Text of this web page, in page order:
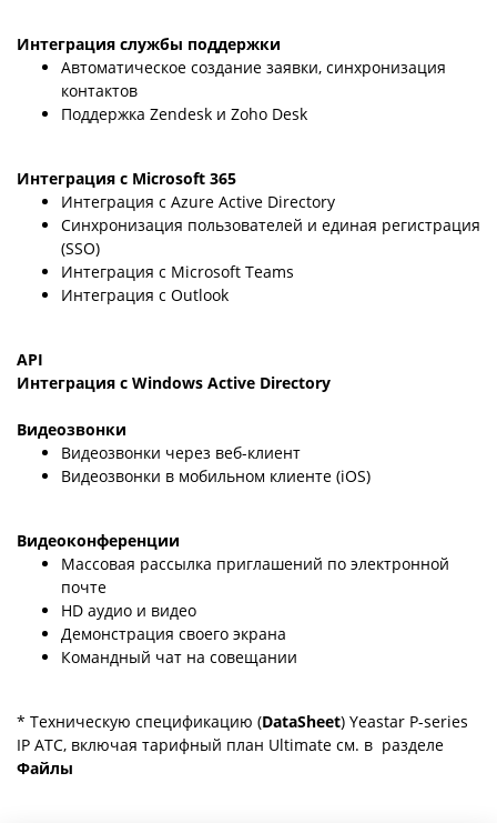
Интеграция службы поддержки
Автоматическое создание заявки, синхронизация
контактов
Поддержка Zendesk и Zoho Desk
Интеграция с Microsoft 365
Интеграция с Azure Active Directory
Синхронизация пользователей и единая регистрация
(SSO)
Интеграция с Microsoft Teams
Интеграция с Outlook
API
Интеграция с Windows Active Directory
Видеозвонки
Видеозвонки через веб-клиент
Видеозвонки в мобильном клиенте (iOS)
Видеоконференции
Массовая рассылка приглашений по электронной
почте
HD аудио и видео
Демонстрация своего экрана
Командный чат на совещании
* Техническую спецификацию (DataSheet) Yeastar P-series
IP АТС, включая тарифный план Ultimate см. в разделе
Файлы